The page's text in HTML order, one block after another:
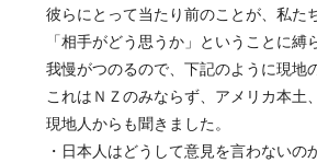
彼らにとって当たり前のことが、私た
「相手がどう思うか」ということに縛
我慢がつのるので、下記のように現地
これはＮＺのみならず、アメリカ本土
現地人からも聞きました。
・日本人はどうして意見を言わないの